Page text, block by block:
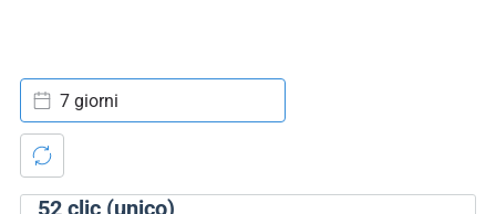
52clic (unico)
7 giorni